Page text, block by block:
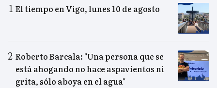
El tiempo en Vigo, lunes 10 de agosto
Roberto Barcala: "Una persona que se
está ahogando no hace aspavientos ni
grita, sólo aboya en el agua"